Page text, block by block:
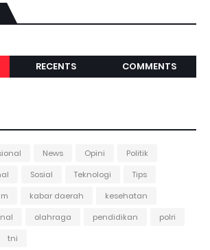
RECENTS COMMENTS
News Opini
Politik
Sosial Teknologi
Tips
kabar daerah
kesehatan
olahraga pendidikan
polri
tni